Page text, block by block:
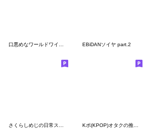
EBiDANソイヤ part.2